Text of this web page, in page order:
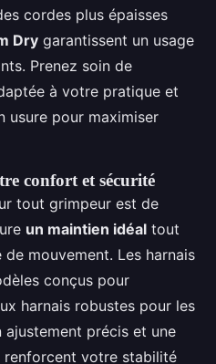
cordes plus épaisses
Dry garantissent un usage
Prenez soin de
à votre pratique et
usure pour maximiser
confort et sécurité
tout grimpeur est de
un maintien idéal tout
mouvement. Les harnais
conçus pour
harnais robustes pour les
ajustement précis et une
renforcent votre stabilité